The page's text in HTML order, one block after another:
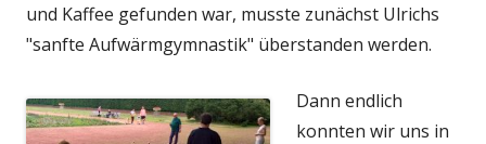
und Kaffee gefunden war, musste zunächst Ulrichs
"sanfte Aufwärmgymnastik" überstanden werden.
Dann endlich
konnten wir uns in